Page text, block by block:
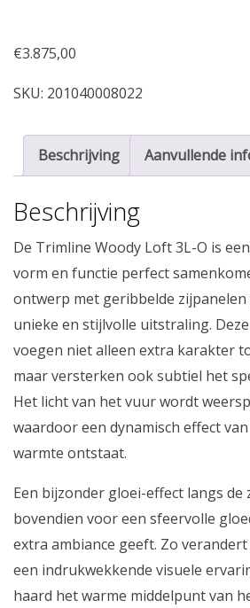
€3.875,00
SKU: 201040008022
Beschrijving Aanvullende
Beschrijving
De Trimline Woody Loft 3L-O is
vorm en functie perfect
ontwerp met geribbelde
unieke en stijlvolle uitstraling.
voegen niet alleen extra karakter
maar versterken ook subtiel het
Het licht van het vuur wordt
waardoor een dynamisch effect
warmte ontstaat.
Een bijzonder gloei-effect langs
bovendien voor een sfeervolle
extra ambiance geeft. Zo
een indrukwekkende visuele
haard het warme middelpunt van